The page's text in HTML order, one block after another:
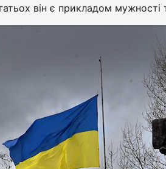
він є прикладом мужності